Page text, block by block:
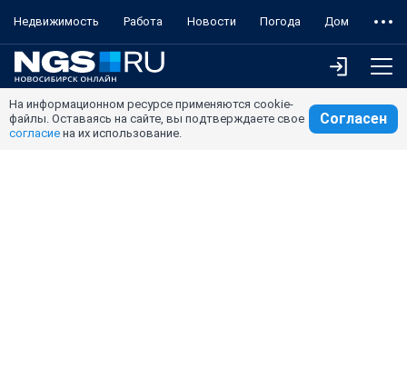
Недвижимость Работа Новости Погода Дом
На информационном ресурсе применяются cookie-
файлы. Оставаясь на сайте, вы подтверждаете свое
согласие на их использование.
Согласен